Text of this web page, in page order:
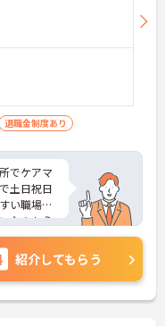
退職金制度あり
でケアマ
土日祝日
い職場で
なのもう
イントを
い！
紹介してもらう